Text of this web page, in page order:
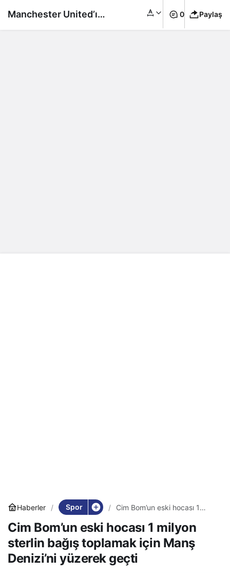
Haberler Spor
Cim Bom’un eski hocası 1
için Manş Denizi’ni yüzerek
geçti
Cim Bom’un eski hocası 1 milyon
sterlin bağış toplamak için Manş
Denizi’ni yüzerek geçti
Manchester United’ın 0 Paylaş